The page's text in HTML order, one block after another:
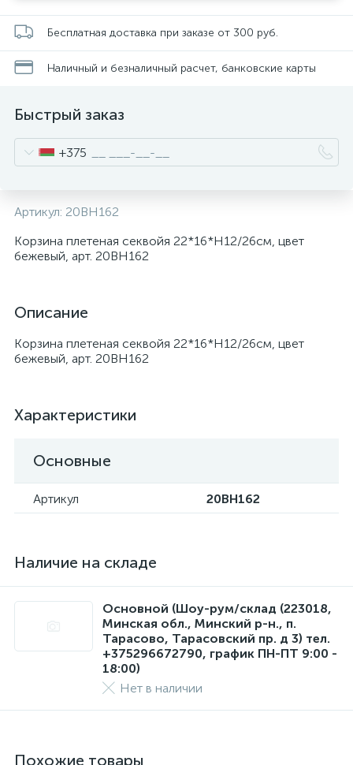
Бесплатная доставка при заказе от 300 руб.
Наличный и безналичный расчет, банковские карты
Быстрый заказ
+375
Артикул: 20BH162
Корзина плетеная секвойя 22*16*H12/26см, цвет
бежевый, арт. 20BH162
Описание
Корзина плетеная секвойя 22*16*H12/26см, цвет
бежевый, арт. 20BH162
Характеристики
Основные
Артикул 20BH162
Наличие на складе
Основной (Шоу-рум/склад (223018,
Минская обл., Минский р-н., п.
Тарасово, Тарасовский пр. д 3) тел.
+375296672790, график ПН-ПТ 9:00 -
18:00)
Нет в наличии
Похожие товары